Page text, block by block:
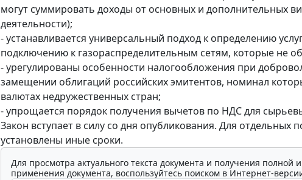
могут суммировать доходы от основных и дополнительных
деятельности);
- устанавливается универсальный подход к определению
подключению к газораспределительным сетям, которые не
- урегулированы особенности налогообложения при
замещении облигаций российских эмитентов, номинал
валютах недружественных стран;
- упрощается порядок получения вычетов по НДС для
Закон вступает в силу со дня опубликования. Для отдельных
установлены иные сроки.
Для просмотра актуального текста документа и получения
применения документа, воспользуйтесь поиском в Интернет-